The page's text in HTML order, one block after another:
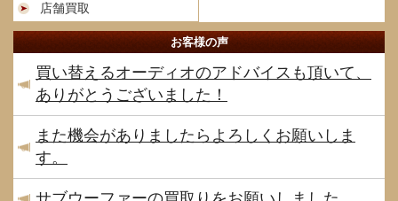
店舗買取
お客様の声
買い替えるオーディオのアドバイスも頂いて、
ありがとうございました！
また機会がありましたらよろしくお願いしま
す。